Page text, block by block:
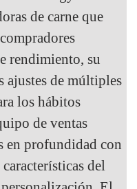
de carne que
rendimiento, su
ajustes de múltiples
los hábitos
de ventas
en profundidad con
del